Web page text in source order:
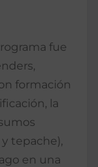
fue
formación
la
tepache),
en una